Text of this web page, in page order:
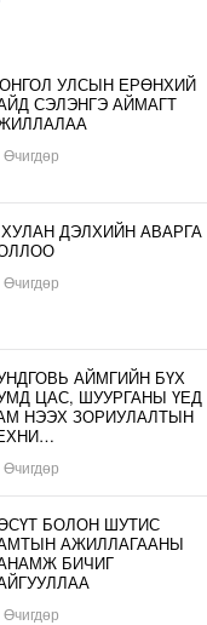
УЛСЫН ЕРӨНХИЙ
СЭЛЭНГЭ АЙМАГТ
Өчигдөр
ДЭЛХИЙН АВАРГА
Өчигдөр
АЙМГИЙН БҮХ
ЦАС, ШУУРГАНЫ ҮЕД
НЭЭХ ЗОРИУЛАЛТЫН
Өчигдөр
БОЛОН ШУТИС
АЖИЛЛАГААНЫ
БИЧИГ
Өчигдөр